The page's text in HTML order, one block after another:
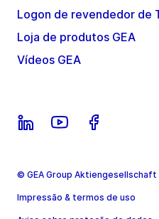
Logon de revendedor de
Loja de produtos GEA
Vídeos GEA
© GEA Group Aktiengesellschaft
Impressão & termos de uso